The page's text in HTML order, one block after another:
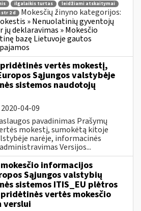
ilgalaikis turtas
leidžiami atskaitymai
2 d
Mokesčių žinyno kategorijos:
» Nenuolatinių gyventojų
deklaravimas » Mokesčio
bazę Lietuvoje gautos
vertės mokestį,
Sąjungos valstybėje
sistemos naudotojų
2020-04-09
pavadinimas Prašymų
mokestį, sumokėtą kitoje
narėje, informacinės
Versijos...
informacijos
Sąjungos valstybių
sistemos ITIS_EU plėtros
pridėtinės vertės mokesčio
verslui